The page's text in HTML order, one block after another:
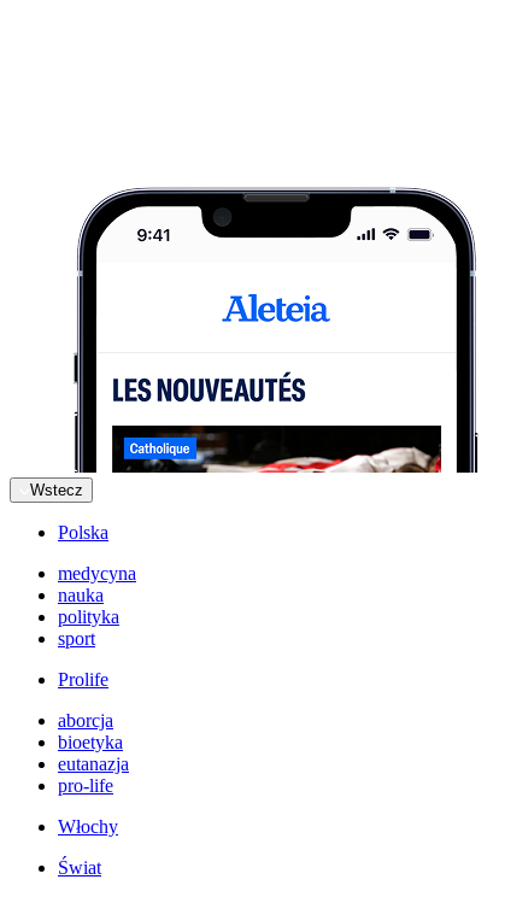
Wstecz
Polska
medycyna
nauka
polityka
sport
Prolife
aborcja
bioetyka
eutanazja
pro-life
Włochy
Świat